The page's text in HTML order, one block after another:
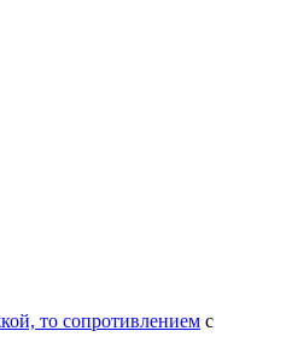
то сопротивлением с